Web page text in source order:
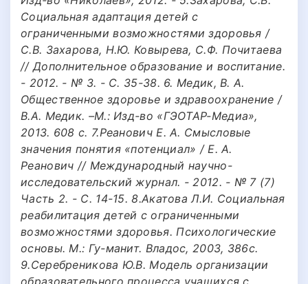
Социальная адаптация детей с
ограниченными возможностями здоровья /
С.В. Захарова, Н.Ю. Ковырева, С.Ф. Почитаева
// Дополнительное образование и воспитание.
- 2012. - № 3. - С. 35-38. 6. Медик, В. А.
Общественное здоровье и здравоохранение /
В.А. Медик. –М.: Изд-во «ГЭОТАР-Медиа»,
2013. 608 с. 7.Реанович Е. А. Смысловые
значения понятия «потенциал» / Е. А.
Реанович // Международный научно-
исследовательский журнал. - 2012. - № 7 (7)
Часть 2. - С. 14-15. 8.Акатова Л.И. Социальная
реабилитация детей с ограниченными
возможностями здоровья. Психологические
основы. М.: Гу-манит. Владос, 2003, 386с.
9.Серебреникова Ю.В. Модель организации
образовательного процесса учащихся с